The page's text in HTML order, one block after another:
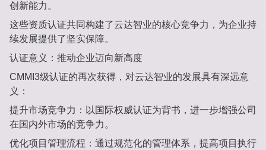
创新能力‌。
这些资质认证共同构建了云达智业的核心竞争力，为企业持
续发展提供了坚实保障。
认证意义：推动企业迈向新高度‌
CMMI3级认证的再次获得，对云达智业的发展具有深远意
义：
提升市场竞争力‌：以国际权威认证为背书，进一步增强公司
在国内外市场的竞争力‌。
优化项目管理流程‌：通过规范化的管理体系，提高项目执行